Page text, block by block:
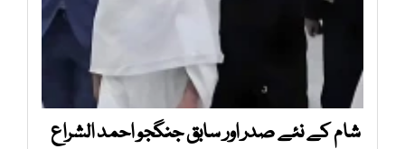
شام کے نئے صدر اور سابق جنگجو احمد الشراع